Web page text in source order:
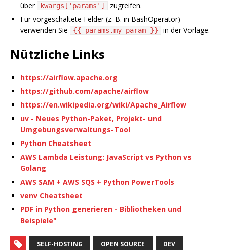
über
kwargs['params']
zugreifen.
Für vorgeschaltete Felder (z. B. in BashOperator)
verwenden Sie
{{ params.my_param }} in der Vorlage.
Nützliche Links
https://airflow.apache.org
https://github.com/apache/airflow
https://en.wikipedia.org/wiki/Apache_Airflow
uv - Neues Python-Paket, Projekt- und
Umgebungsverwaltungs-Tool
Python Cheatsheet
AWS Lambda Leistung: JavaScript vs Python vs
Golang
AWS SAM + AWS SQS + Python PowerTools
venv Cheatsheet
PDF in Python generieren - Bibliotheken und
Beispiele"
SELF-HOSTING OPEN SOURCE DEV